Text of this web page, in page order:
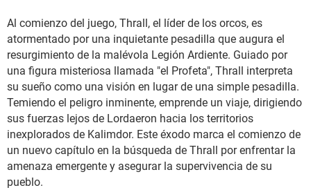
Al comienzo del juego, Thrall, el líder de los orcos, es
atormentado por una inquietante pesadilla que augura el
resurgimiento de la malévola Legión Ardiente. Guiado por
una figura misteriosa llamada "el Profeta", Thrall interpreta
su sueño como una visión en lugar de una simple pesadilla.
Temiendo el peligro inminente, emprende un viaje, dirigiendo
sus fuerzas lejos de Lordaeron hacia los territorios
inexplorados de Kalimdor. Este éxodo marca el comienzo de
un nuevo capítulo en la búsqueda de Thrall por enfrentar la
amenaza emergente y asegurar la supervivencia de su
pueblo.